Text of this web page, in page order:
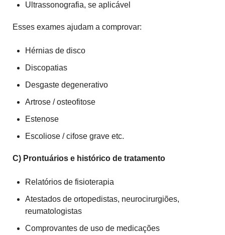
Ultrassonografia, se aplicável
Esses exames ajudam a comprovar:
Hérnias de disco
Discopatias
Desgaste degenerativo
Artrose / osteofitose
Estenose
Escoliose / cifose grave etc.
C) Prontuários e histórico de tratamento
Relatórios de fisioterapia
Atestados de ortopedistas, neurocirurgiões,
reumatologistas
Comprovantes de uso de medicações